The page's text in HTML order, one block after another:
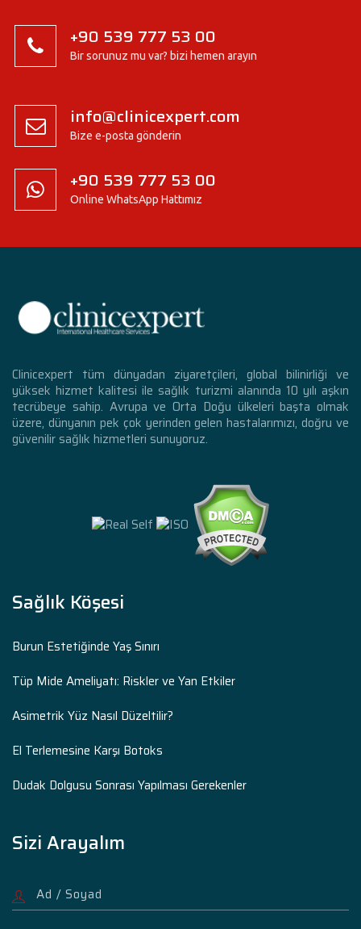
+90 539 777 53 00
Bir sorunuz mu var? bizi hemen arayın
info@clinicexpert.com
Bize e-posta gönderin
+90 539 777 53 00
Online WhatsApp Hattımız
Clinicexpert tüm dünyadan ziyaretçileri, global bilinirliği ve
yüksek hizmet kalitesi ile sağlık turizmi alanında 10 yılı aşkın
tecrübeye sahip. Avrupa ve Orta Doğu ülkeleri başta olmak
üzere, dünyanın pek çok yerinden gelen hastalarımızı, doğru ve
güvenilir sağlık hizmetleri sunuyoruz.
Sağlık Köşesi
Burun Estetiğinde Yaş Sınırı
Tüp Mide Ameliyatı: Riskler ve Yan Etkiler
Asimetrik Yüz Nasıl Düzeltilir?
El Terlemesine Karşı Botoks
Dudak Dolgusu Sonrası Yapılması Gerekenler
Sizi Arayalım